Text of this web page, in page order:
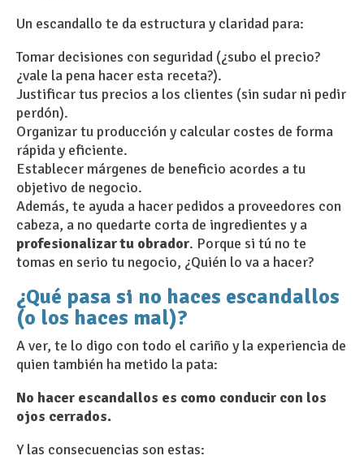
Un escandallo te da estructura y claridad para:
Tomar decisiones con seguridad (¿subo el precio?
¿vale la pena hacer esta receta?).
Justificar tus precios a los clientes (sin sudar ni pedir
perdón).
Organizar tu producción y calcular costes de forma
rápida y eficiente.
Establecer márgenes de beneficio acordes a tu
objetivo de negocio.
Además, te ayuda a hacer pedidos a proveedores con
cabeza, a no quedarte corta de ingredientes y a
profesionalizar tu obrador. Porque si tú no te
tomas en serio tu negocio, ¿Quién lo va a hacer?
¿Qué pasa si no haces escandallos
(o los haces mal)?
A ver, te lo digo con todo el cariño y la experiencia de
quien también ha metido la pata:
No hacer escandallos es como conducir con los
ojos cerrados.
Y las consecuencias son estas: